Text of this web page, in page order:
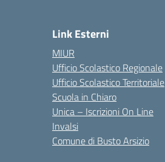
Link Esterni
MIUR
Ufficio Scolastico Regionale
Ufficio Scolastico Territoriale
Scuola in Chiaro
Unica – Iscrizioni On Line
Invalsi
Comune di Busto Arsizio